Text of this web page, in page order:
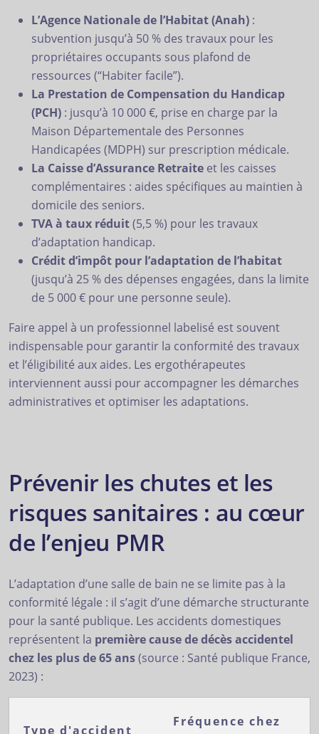
L’Agence Nationale de l’Habitat (Anah) :
subvention jusqu’à 50 % des travaux pour les
propriétaires occupants sous plafond de
ressources (“Habiter facile”).
La Prestation de Compensation du Handicap
(PCH) : jusqu’à 10 000 €, prise en charge par la
Maison Départementale des Personnes
Handicapées (MDPH) sur prescription médicale.
La Caisse d’Assurance Retraite et les caisses
complémentaires : aides spécifiques au maintien à
domicile des seniors.
TVA à taux réduit(5,5 %) pour les travaux
d’adaptation handicap.
Crédit d’impôt pour l’adaptation de l’habitat
(jusqu’à 25 % des dépenses engagées, dans la limite
de 5 000 € pour une personne seule).
Faire appel à un professionnel labelisé est souvent
indispensable pour garantir la conformité des travaux
et l’éligibilité aux aides. Les ergothérapeutes
interviennent aussi pour accompagner les démarches
administratives et optimiser les adaptations.
Prévenir les chutes et les
risques sanitaires : au cœur
de l’enjeu PMR
L’adaptation d’une salle de bain ne se limite pas à la
conformité légale : il s’agit d’une démarche structurante
pour la santé publique. Les accidents domestiques
représentent la première cause de décès accidentel
chez les plus de 65 ans(source : Santé publique France,
2023) :
Type d'accident
Fréquence chez